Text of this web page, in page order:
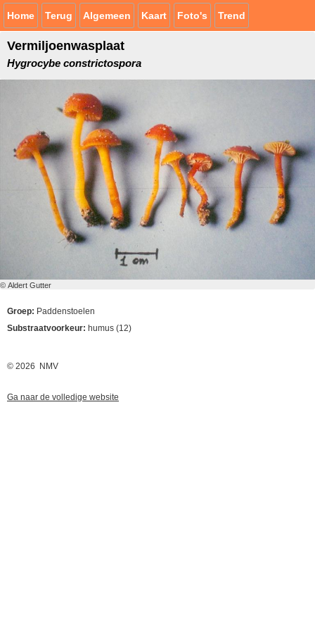
Home Terug Algemeen Kaart Foto's Trend
Vermiljoenwasplaat
Hygrocybe constrictospora
© Aldert Gutter
Groep: Paddenstoelen
Substraatvoorkeur: humus (12)
© 2026 NMV
Ga naar de volledige website